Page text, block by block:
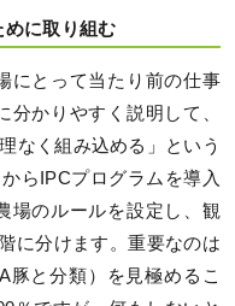
めに取り組む
にとって当たり前の仕事
かりやすく説明して、
なく組み込める」という
らIPCプログラムを導入
場のルールを設定し、観
に分けます。重要なのは
豚と分類）を見極めるこ